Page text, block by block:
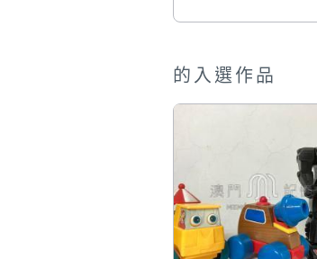
的入選作品